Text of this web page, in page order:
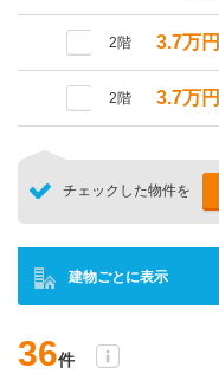
2階 3.7万円
2階 3.7万円
チェックした物件を
建物ごとに表示
36件